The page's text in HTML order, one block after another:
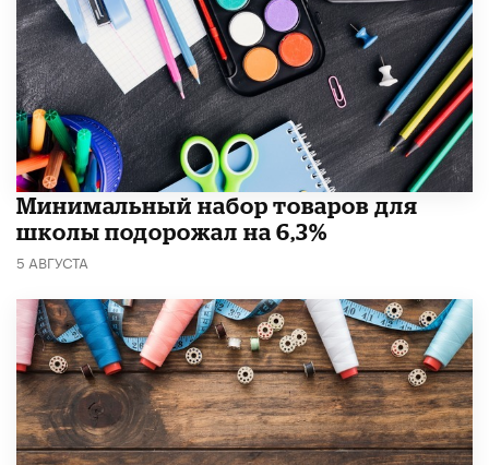
Минимальный набор товаров для
школы подорожал на 6,3%
5 АВГУСТА